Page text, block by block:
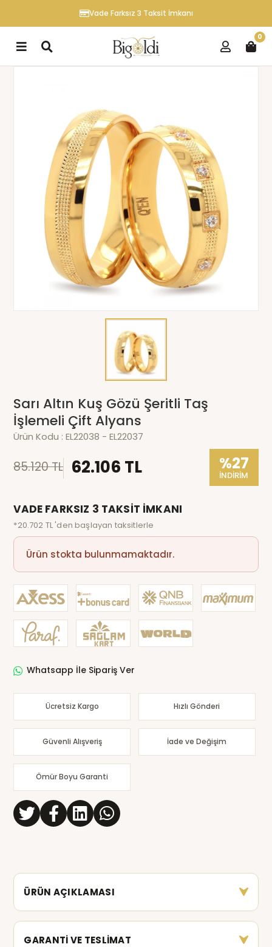
Vade Farksız 3 Taksit İmkanı
0
Sarı Altın Kuş Gözü Şeritli Taş
İşlemeli Çift Alyans
Ürün Kodu :EL22038 - EL22037
85.120 TL 62.106 TL %27
İNDİRİM
VADE FARKSIZ 3 TAKSİT İMKANI
*20.702 TL 'den başlayan taksitlerle
Ürün stokta bulunmamaktadır.
Whatsapp İle Sipariş Ver
Ücretsiz Kargo Hızlı Gönderi
Güvenli Alışveriş İade ve Değişim
Ömür Boyu Garanti
ÜRÜN AÇIKLAMASI
GARANTİ VE TESLİMAT